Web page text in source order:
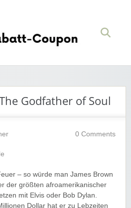
Godfather of Soul
0 Comments
– so würde man James Brown
der größten afroamerikanischer
mit Elvis oder Bob Dylan.
Dollar hat er zu Lebzeiten